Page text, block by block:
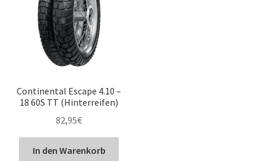
Continental Escape 4.10 –
18 60S TT (Hinterreifen)
82,95€
In den Warenkorb